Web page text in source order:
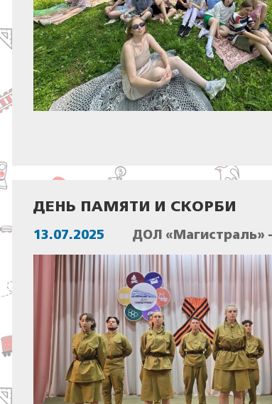
ДЕНЬ ПАМЯТИ И СКОРБИ
13.07.2025 ДОЛ «Магистраль»